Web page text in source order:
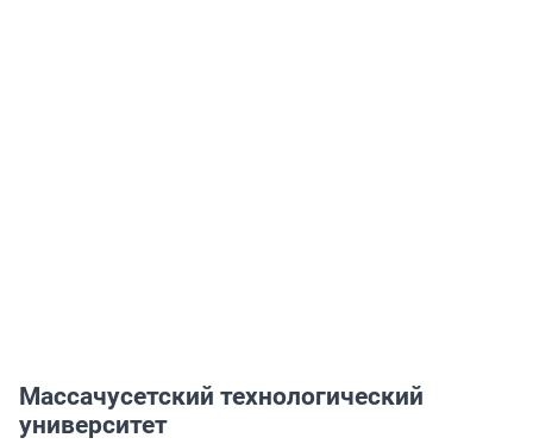
Массачусетский технологический
университет